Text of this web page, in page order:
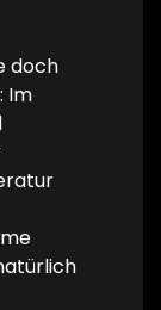
doch
Im